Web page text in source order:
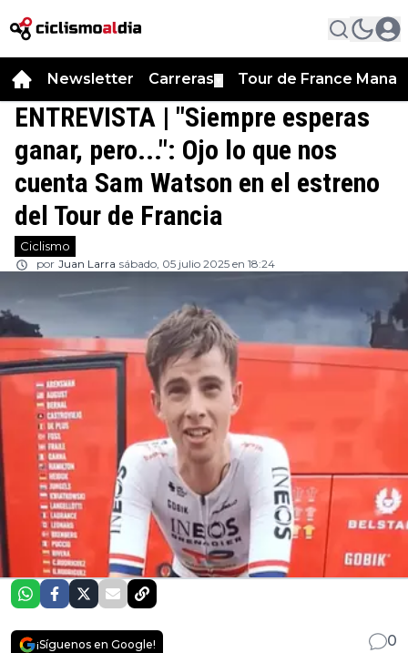
Newsletter Carreras Tour de France
ENTREVISTA | "Siempre esperas
ganar, pero...": Ojo lo que nos
cuenta Sam Watson en el estreno
del Tour de Francia
Ciclismo
por Juan Larra sábado, 05 julio 2025 en 18:24
¡Síguenos en Google!
0